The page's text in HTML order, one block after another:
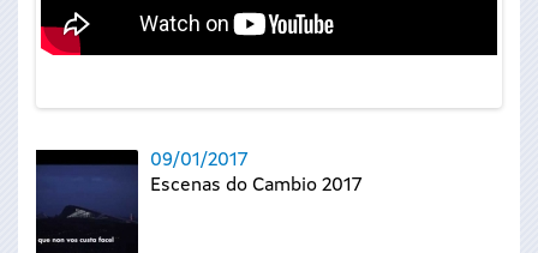
09/01/2017
Escenas do Cambio 2017